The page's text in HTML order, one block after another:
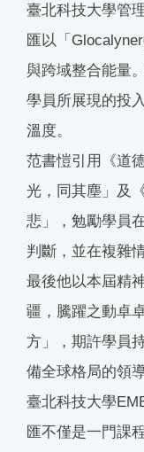
臺北科技大學管
匯以「
與跨域整合能量
學員所展現的投
溫度。
范書愷引用《道
光，同其塵」及
悲」，勉勵學員
判斷，並在複雜
最後他以本屆精
疆，騰躍之動卓
方」，期許學員
備全球格局的領導
臺北科技大學
匯不僅是一門課